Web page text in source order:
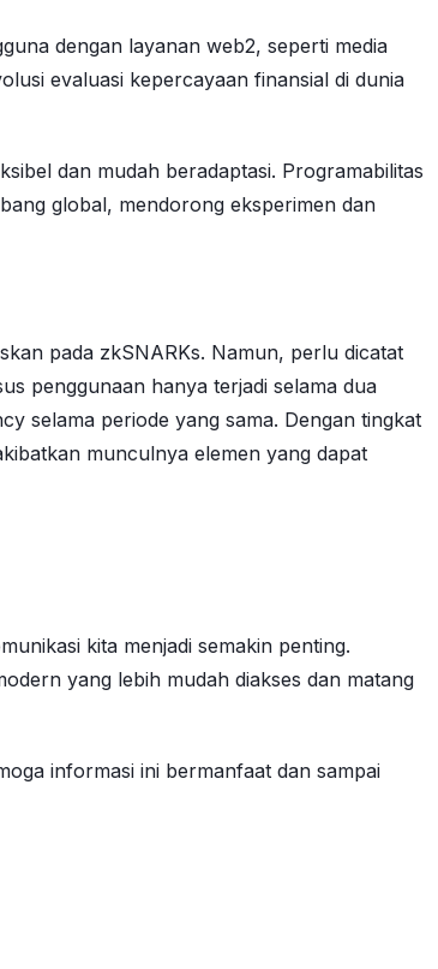
dengan layanan web2, seperti media
evaluasi kepercayaan finansial di dunia
dan mudah beradaptasi. Programabilitas
global, mendorong eksperimen dan
pada zkSNARKs. Namun, perlu dicatat
penggunaan hanya terjadi selama dua
selama periode yang sama. Dengan tingkat
munculnya elemen yang dapat
kita menjadi semakin penting.
yang lebih mudah diakses dan matang
informasi ini bermanfaat dan sampai